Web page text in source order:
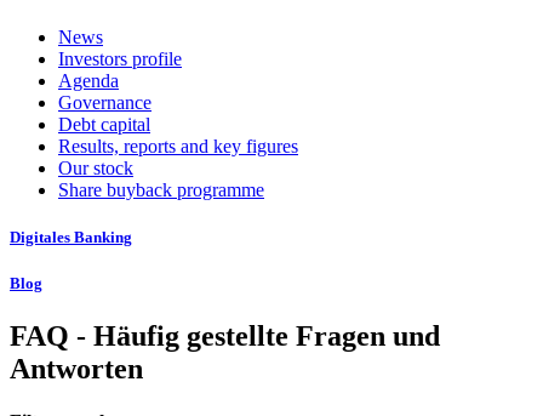
News
Investors profile
Agenda
Governance
Debt capital
Results, reports and key figures
Our stock
Share buyback programme
Digitales Banking
Blog
FAQ - Häufig gestellte Fragen und
Antworten